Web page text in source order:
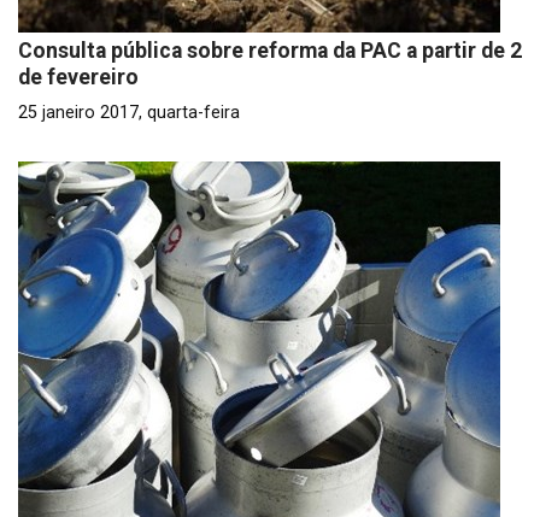
Consulta pública sobre reforma da PAC a partir de 2
de fevereiro
25 janeiro 2017, quarta-feira